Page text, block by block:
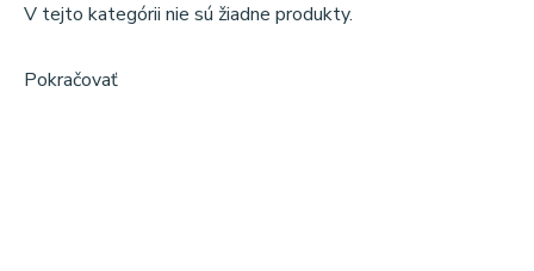
V tejto kategórii nie sú žiadne produkty.
Pokračovať